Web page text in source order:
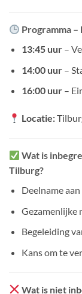
Programma
13:45 uur–
14:00 uur–
16:00 uur–
Locatie:
Wat is
Tilburg?
Deelname aan
Gezamenlijke
Begeleiding
Kans om te
Wat is niet